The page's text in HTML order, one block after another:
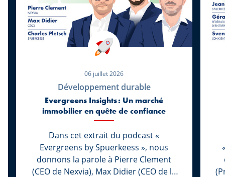
06 juillet 2026
Développement durable
Evergreens Insights : Un marché
immobilier en quête de confiance
Dans cet extrait du podcast «
Evergreens by Spuerkeess », nous
donnons la parole à Pierre Clement
(CEO de Nexvia), Max Didier (CEO de la